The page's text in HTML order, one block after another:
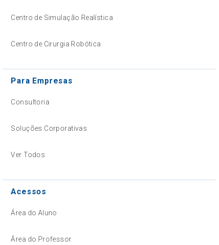
Centro de Simulação Realística
Centro de Cirurgia Robótica
Para Empresas
Consultoria
Soluções Corporativas
Ver Todos
Acessos
Área do Aluno
Área do Professor